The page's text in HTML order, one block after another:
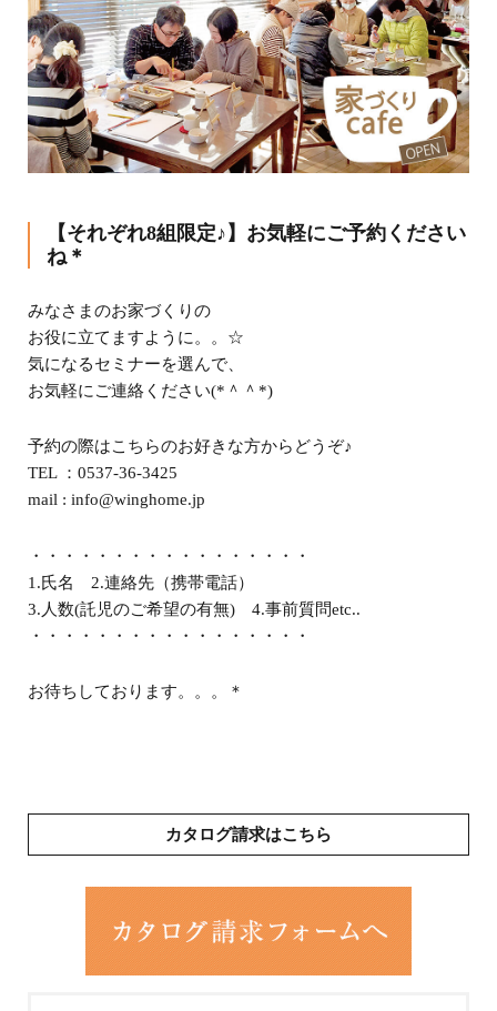
【それぞれ8組限定♪】お気軽にご予約ください
ね＊
みなさまのお家づくりの
お役に立てますように。。☆
気になるセミナーを選んで、
お気軽にご連絡ください(*＾＾*)
予約の際はこちらのお好きな方からどうぞ♪
TEL ：0537-36-3425
mail : info@winghome.jp
・・・・・・・・・・・・・・・・・
1.氏名 2.連絡先（携帯電話）
3.人数(託児のご希望の有無) 4.事前質問etc..
・・・・・・・・・・・・・・・・・
お待ちしております。。。＊
カタログ請求はこちら